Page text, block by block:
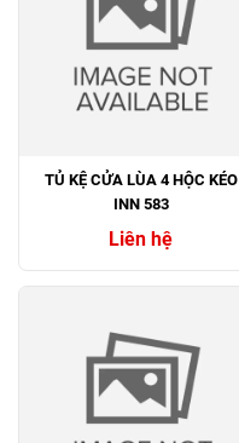
TỦ KỆ CỬA LÙA 4 HỘC KÉO
INN 583
Liên hệ